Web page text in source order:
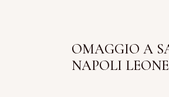
OMAGGIO A
NAPOLI LEONE